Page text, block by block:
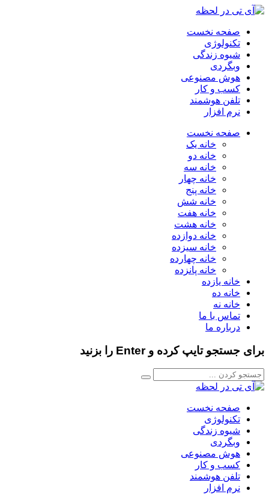
صفحه نخست
تکنولوژی
شیوه زندگی
وبگردی
هوش مصنوعی
کسب و کار
تلفن هوشمند
نرم افزار
صفحه نخست
خانه یک
خانه دو
خانه سه
خانه چهار
خانه پنج
خانه شش
خانه هفت
خانه هشت
خانه دوازده
خانه سیزده
خانه چهارده
خانه پانزده
خانه یازده
خانه ده
خانه نه
تماس با ما
درباره ما
برای جستجو تایپ کرده و Enter را بزنید
صفحه نخست
تکنولوژی
شیوه زندگی
وبگردی
هوش مصنوعی
کسب و کار
تلفن هوشمند
نرم افزار